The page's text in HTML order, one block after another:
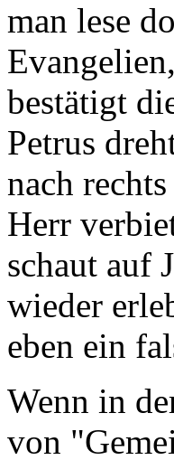
man lese
bestätigt
Petrus
nach
Herr
schaut auf
wieder
eben ein
Wenn in
von